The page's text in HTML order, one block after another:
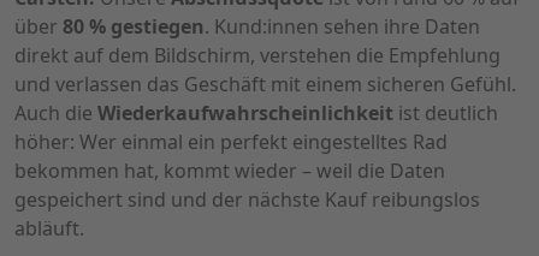
über 80 % gestiegen. Kund:innen sehen ihre Daten
direkt auf dem Bildschirm, verstehen die Empfehlung
und verlassen das Geschäft mit einem sicheren Gefühl.
Auch die Wiederkaufwahrscheinlichkeit ist deutlich
höher: Wer einmal ein perfekt eingestelltes Rad
bekommen hat, kommt wieder – weil die Daten
gespeichert sind und der nächste Kauf reibungslos
abläuft.